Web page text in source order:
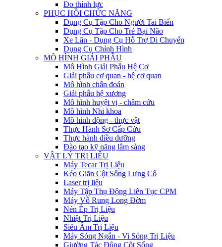
Đo thính lực
PHỤC HỒI CHỨC NĂNG
Dụng Cụ Tập Cho Người Tai Biến
Dụng Cụ Tập Cho Trẻ Bại Não
Xe Lăn - Dụng Cụ Hỗ Trợ Di Chuyển
Dụng Cụ Chỉnh Hình
MÔ HÌNH GIẢI PHẪU
Mô Hình Giải Phẫu Hệ Cơ
Giải phẫu cơ quan - hệ cơ quan
Mô hình chẩn đoán
Giải phẫu hệ xương
Mô hình huyệt vị - châm cứu
Mô hình Nhi khoa
Mô hình động - thực vật
Thực Hành Sơ Cấp Cứu
Thực hành điều dưỡng
Đào tạo kỹ năng lâm sàng
VẬT LÝ TRỊ LIỆU
Máy Tecar Trị Liệu
Kéo Giãn Cột Sống Lưng Cổ
Laser trị liệu
Máy Tập Thụ Động Liên Tục CPM
Máy Vỗ Rung Long Đờm
Nén Ép Trị Liệu
Nhiệt Trị Liệu
Siêu Âm Trị Liệu
Máy Sóng Ngắn - Vi Sóng Trị Liệu
Giường Tác Động Cột Sống